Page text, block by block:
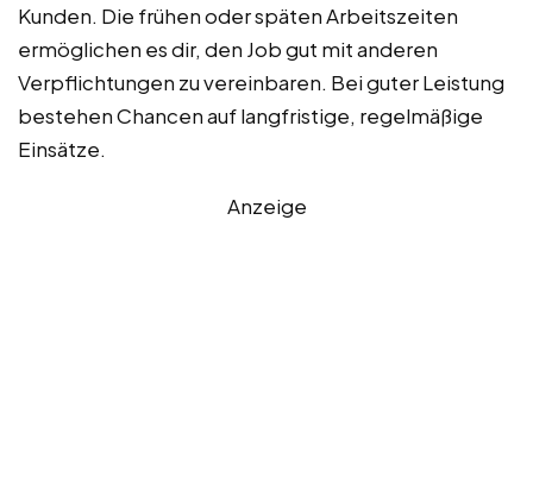
Kunden. Die frühen oder späten Arbeitszeiten
ermöglichen es dir, den Job gut mit anderen
Verpflichtungen zu vereinbaren. Bei guter Leistung
bestehen Chancen auf langfristige, regelmäßige
Einsätze.
Anzeige